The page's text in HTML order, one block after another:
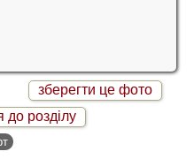
зберегти це фото
до розділу